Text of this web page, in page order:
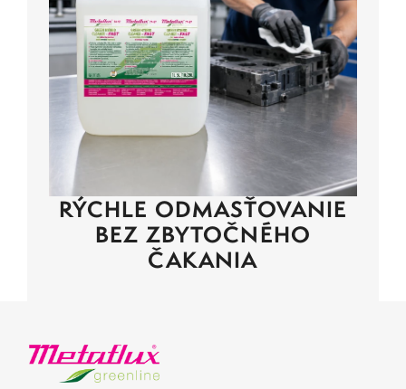
RÝCHLE ODMASŤOVANIE
BEZ ZBYTOČNÉHO
ČAKANIA